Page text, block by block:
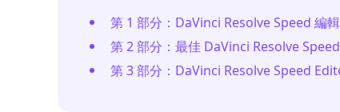
第 1 部分：DaVinci Resolve Speed 編
第 2 部分：最佳 DaVinci Resolve
第 3 部分：DaVinci Resolve Speed